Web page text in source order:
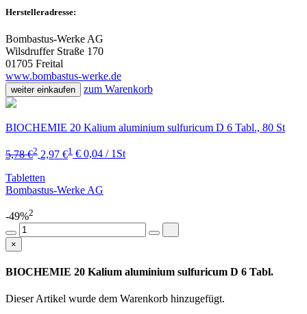
Herstelleradresse:
Bombastus-Werke AG
Wilsdruffer Straße 170
01705 Freital
www.bombastus-werke.de
weiter einkaufen zum Warenkorb
BIOCHEMIE 20 Kalium aluminium sulfuricum D 6 Tabl., 80 St
5,78 €2 2,97 €1 € 0,04 / 1St
Tabletten
Bombastus-Werke AG
-49%2
×
BIOCHEMIE 20 Kalium aluminium sulfuricum D 6 Tabl.
Dieser Artikel wurde dem Warenkorb hinzugefügt.